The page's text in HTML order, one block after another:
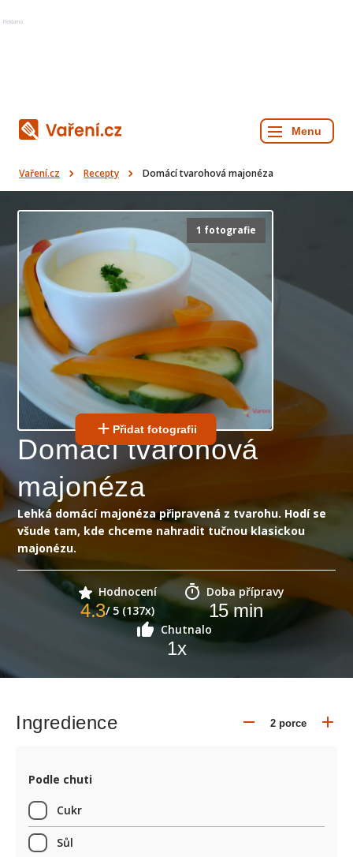
Reklama
Vaření.cz Recepty Domácí tvarohová majonéza
1 fotografie
Přidat fotografii
Domácí tvarohová
majonéza
Lehká domácí majonéza připravená z tvarohu. Hodí se
všude tam, kde chceme nahradit tučnou klasickou
majonézu.
Hodnocení
4.3/ 5 (137x)
Doba přípravy
15min
Chutnalo
1x
Ingredience
Podle chuti
Cukr
Sůl